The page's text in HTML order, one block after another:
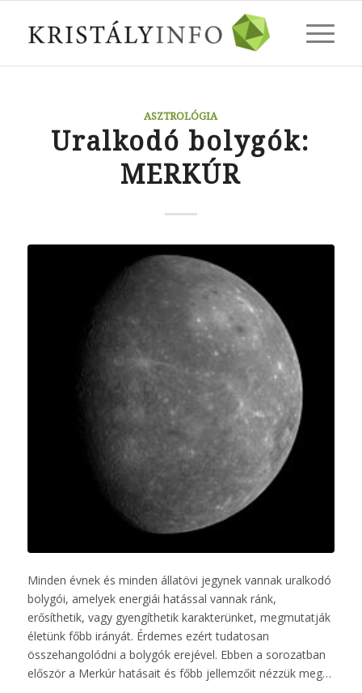
ASZTROLÓGIA
Uralkodó bolygók:
MERKÚR
Minden évnek és minden állatövi jegynek vannak uralkodó
bolygói, amelyek energiái hatással vannak ránk,
erősíthetik, vagy gyengíthetik karakterünket, megmutatják
életünk főbb irányát. Érdemes ezért tudatosan
összehangolódni a bolygók erejével. Ebben a sorozatban
először a Merkúr hatásait és főbb jellemzőit nézzük meg…